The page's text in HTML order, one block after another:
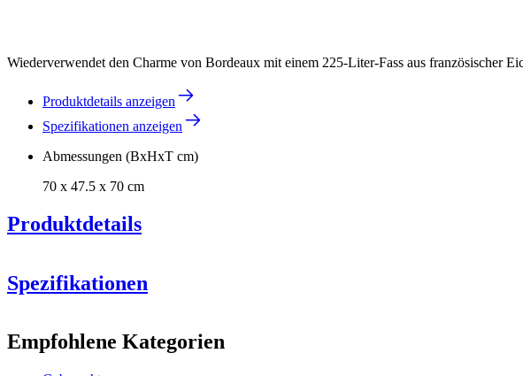
Wiederverwendet den Charme von Bordeaux mit einem 225-Liter-Fass aus französischer
Produktdetails anzeigen
Spezifikationen anzeigen
Abmessungen (BxHxT cm)
70 x 47.5 x 70 cm
Produktdetails
Spezifikationen
ProduktnummerARSP225-HALF
Empfohlene Kategorien